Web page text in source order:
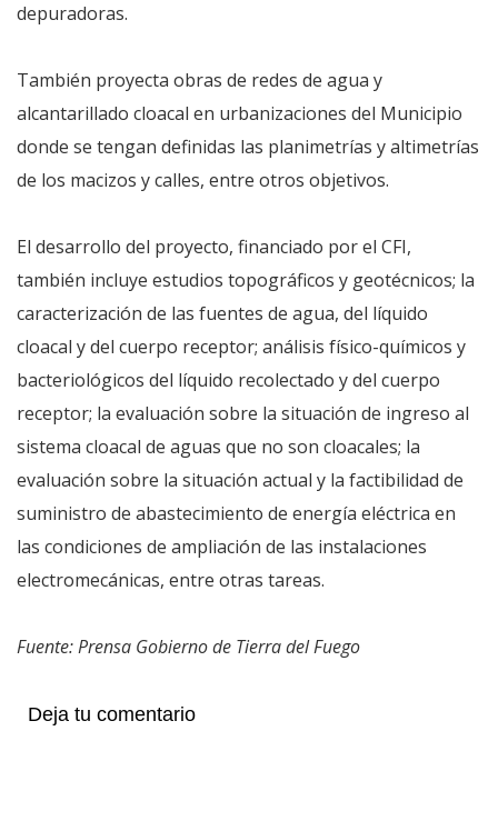
depuradoras.
También proyecta obras de redes de agua y
alcantarillado cloacal en urbanizaciones del Municipio
donde se tengan definidas las planimetrías y altimetrías
de los macizos y calles, entre otros objetivos.
El desarrollo del proyecto, financiado por el CFI,
también incluye estudios topográficos y geotécnicos; la
caracterización de las fuentes de agua, del líquido
cloacal y del cuerpo receptor; análisis físico-químicos y
bacteriológicos del líquido recolectado y del cuerpo
receptor; la evaluación sobre la situación de ingreso al
sistema cloacal de aguas que no son cloacales; la
evaluación sobre la situación actual y la factibilidad de
suministro de abastecimiento de energía eléctrica en
las condiciones de ampliación de las instalaciones
electromecánicas, entre otras tareas.
Fuente: Prensa Gobierno de Tierra del Fuego
Deja tu comentario